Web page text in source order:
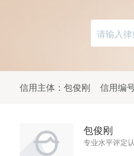
信用主体： 包俊刚 信用编
包俊刚
专业水平评定